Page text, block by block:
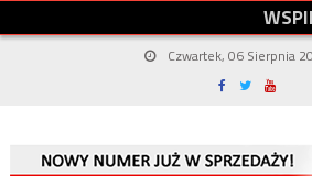
WSPI
Czwartek, 06 Sierpnia